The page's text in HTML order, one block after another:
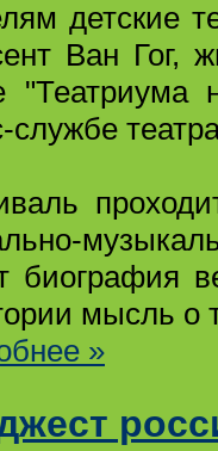
детские
Ван Гог,
"Театриума
службе
биография
мысль о
»